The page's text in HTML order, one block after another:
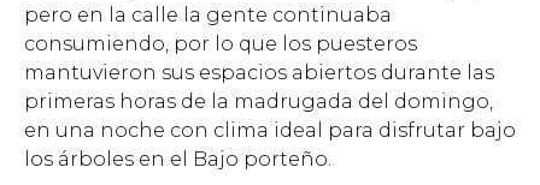
pero en la calle la gente continuaba
consumiendo, por lo que los puesteros
mantuvieron sus espacios abiertos durante las
primeras horas de la madrugada del domingo,
en una noche con clima ideal para disfrutar bajo
los árboles en el Bajo porteño.